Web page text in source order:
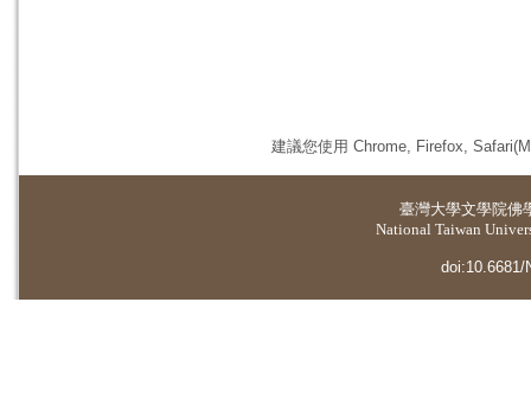
建議您使用 Chrome, Firefox,
臺灣大學文學院佛
National Taiwan
doi:10.6681/